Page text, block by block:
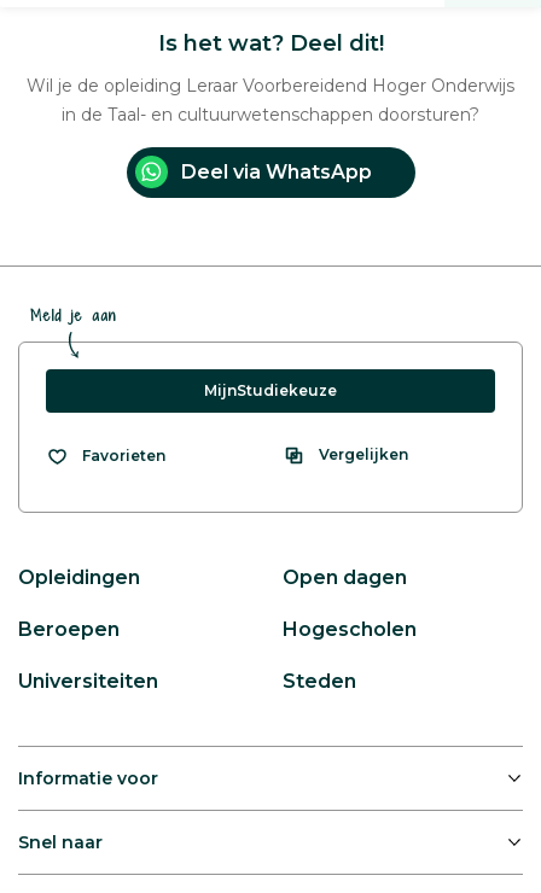
Is het wat? Deel dit!
Wil je de opleiding Leraar Voorbereidend Hoger Onderwijs
in de Taal- en cultuurwetenschappen doorsturen?
Deel via WhatsApp
Meld je aan
MijnStudiekeuze
Favorieten Vergelijken
Opleidingen Open dagen
Beroepen Hogescholen
Universiteiten Steden
Informatie voor
Snel naar